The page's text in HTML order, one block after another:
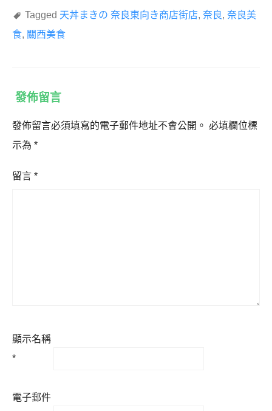
Tagged 天丼まきの 奈良東向き商店街店, 奈良, 奈良美
食, 關西美食
發佈留言
發佈留言必須填寫的電子郵件地址不會公開。 必填欄位標
示為 *
留言 *
顯示名稱
*
電子郵件